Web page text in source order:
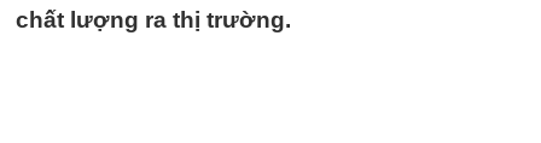
chất lượng ra thị trường.